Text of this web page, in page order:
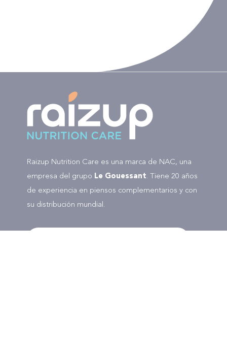
Raizup Nutrition Care es una marca de NAC, una
empresa del grupo Le Gouessant. Tiene 20 años
de experiencia en piensos complementarios y con
su distribución mundial.